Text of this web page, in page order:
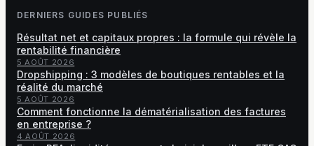
DERNIERS GUIDES PUBLIÉS
Résultat net et capitaux propres : la formule qui révèle la
rentabilité financière
5 AOÛT 2026
Dropshipping : 3 modèles de boutiques rentables et la
réalité du marché
5 AOÛT 2026
Comment fonctionne la dématérialisation des factures
en entreprise ?
4 AOÛT 2026